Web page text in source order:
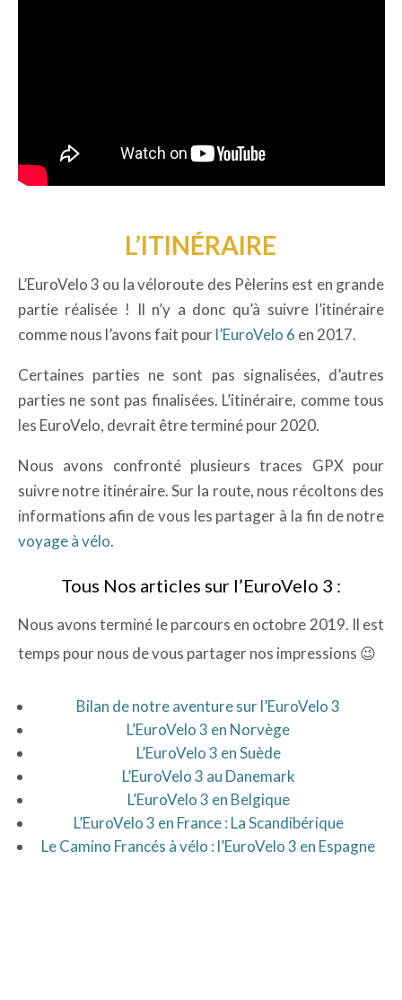
L’ITINÉRAIRE
L’EuroVelo 3 ou la véloroute des Pèlerins est en grande
partie réalisée ! Il n’y a donc qu’à suivre l’itinéraire
comme nous l’avons fait pourl’EuroVelo 6 en 2017.
Certaines parties ne sont pas signalisées, d’autres
parties ne sont pas finalisées. L’itinéraire, comme tous
les EuroVelo, devrait être terminé pour 2020.
Nous avons confronté plusieurs traces GPX pour
suivre notre itinéraire. Sur la route, nous récoltons des
informations afin de vous les partager à la fin de notre
voyage à vélo.
Tous Nos articles sur l’EuroVelo 3 :
Nous avons terminé le parcours en octobre 2019. Il est
temps pour nous de vous partager nos impressions 😉
Bilan de notre aventure sur l’EuroVelo 3
L’EuroVelo 3 en Norvège
L’EuroVelo 3 en Suède
L’EuroVelo 3 au Danemark
L’EuroVelo 3 en Belgique
L’EuroVelo 3 en France : La Scandibérique
Le Camino Francés à vélo : l’EuroVelo 3 en Espagne